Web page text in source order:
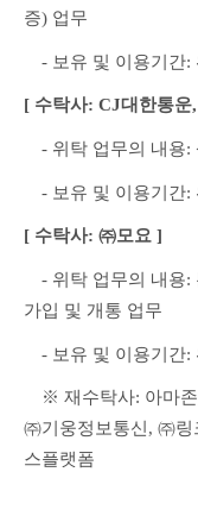
증) 업무
- 보유 및 이용기간:
[ 수탁사: CJ대한통운
- 위탁 업무의 내용:
- 보유 및 이용기간:
[ 수탁사: ㈜모요 ]
- 위탁 업무의 내용:
가입 및 개통 업무
- 보유 및 이용기간:
※ 재수탁사: 아마존
㈜기웅정보통신, ㈜
스플랫폼